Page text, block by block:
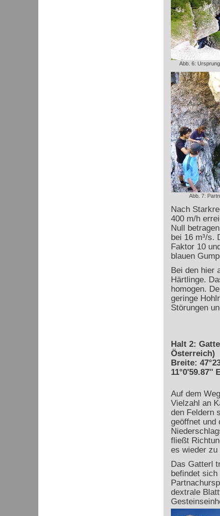
Abb. 6:
Abb. 7:
Nach
400 m/h
Null
bei 16 m³/s.
Faktor 10
blauen
Bei den hier
Härtlinge.
homogen.
geringe
Störungen
Halt 2:
Österreich)
Breite:
11°0'59.87''
Auf dem
Vielzahl an
den Feldern
geöffnet und
fließt
es wieder zu
Das Gatterl
befindet
dextrale